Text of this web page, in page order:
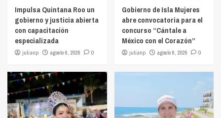
Impulsa Quintana Roo un
gobierno y justicia abierta
con capacitación
especializada
julianp agosto 6, 2026 0
Gobierno de Isla Mujeres
abre convocatoria para el
concurso “Cántale a
México con el Corazón”
julianp agosto 6, 2026 0